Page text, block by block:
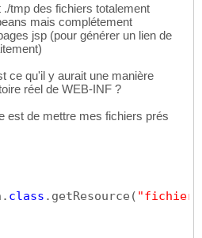
tmp des fichiers totalement
mais complétement
jsp (pour générer un lien de
ce qu'il y aurait une manière
réel de WEB-INF ?
est de mettre mes fichiers prés
class .getResource (